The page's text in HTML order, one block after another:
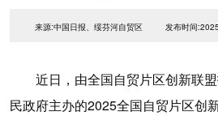
来源:中国日报、绥芬河自贸区 发布时间
近日，由全国自贸片区创新联
民政府主办的2025全国自贸片区创